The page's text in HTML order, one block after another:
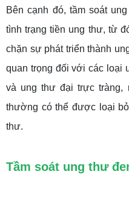
Bên cạnh đó, tầm soát
tình trạng tiền ung thư, từ
chặn sự phát triển thành
quan trọng đối với các loại
và ung thư đại trực tràng,
thường có thể được loại
thư.
Tầm soát ung thư